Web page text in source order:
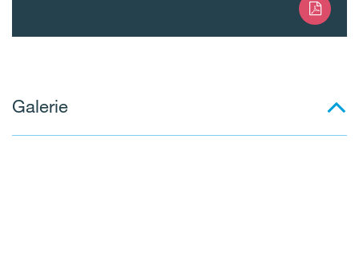
Galerie